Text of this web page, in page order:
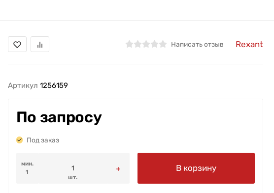
Написать отзыв Rexant
Артикул 1256159
По запросу
Под заказ
мин.
1
шт.
В корзину